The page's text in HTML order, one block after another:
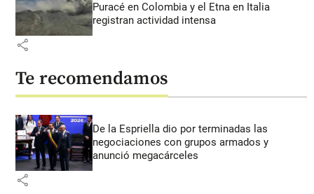
Puracé en Colombia y el Etna en Italia
registran actividad intensa
share
Te recomendamos
De la Espriella dio por terminadas las
negociaciones con grupos armados y
anunció megacárceles
share